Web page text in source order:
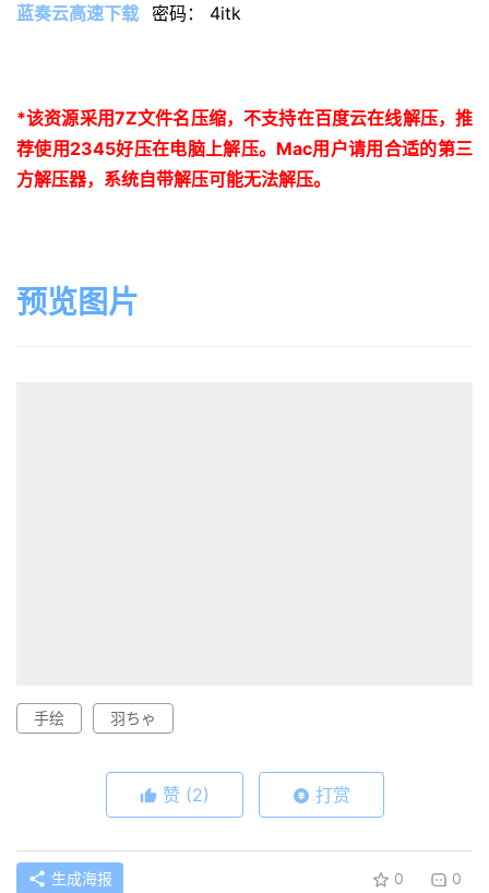
蓝奏云高速下载 密码： 4itk
*该资源采用7Z文件名压缩，不支持在百度云在线解压，推
荐使用2345好压在电脑上解压。 Mac用户请用合适的第三
方解压器，系统自带解压可能无法解压。
预览图片
手绘 羽ちゃ
赞 (2) 打赏
生成海报 0 0